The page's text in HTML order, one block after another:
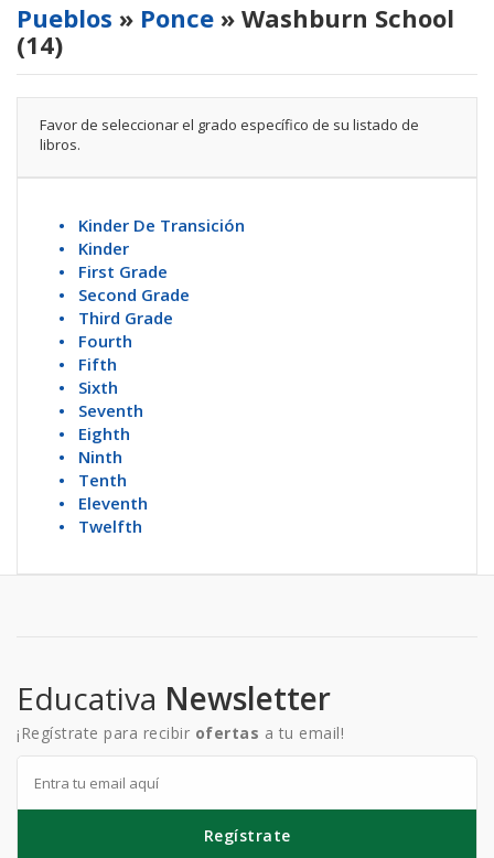
Pueblos » Ponce » Washburn School
(14)
Favor de seleccionar el grado específico de su listado de
libros.
• Kinder De Transición
• Kinder
• First Grade
• Second Grade
• Third Grade
• Fourth
• Fifth
• Sixth
• Seventh
• Eighth
• Ninth
• Tenth
• Eleventh
• Twelfth
Educativa Newsletter
¡Regístrate para recibir ofertas a tu email!
Regístrate